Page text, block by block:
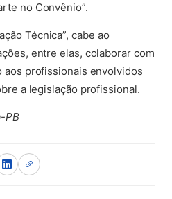
no Convênio”.
Técnica”, cabe ao
entre elas, colaborar com
aos profissionais envolvidos
a legislação profissional.
PB